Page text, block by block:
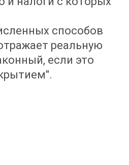
способов
реальную
если это